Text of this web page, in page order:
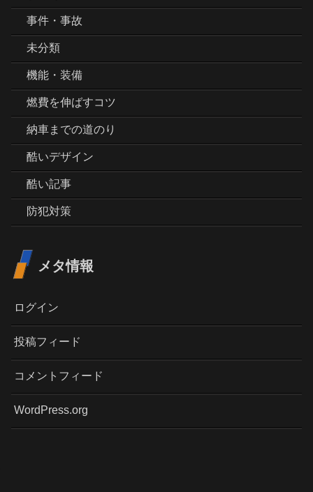
事件・事故
未分類
機能・装備
燃費を伸ばすコツ
納車までの道のり
酷いデザイン
酷い記事
防犯対策
メタ情報
ログイン
投稿フィード
コメントフィード
WordPress.org